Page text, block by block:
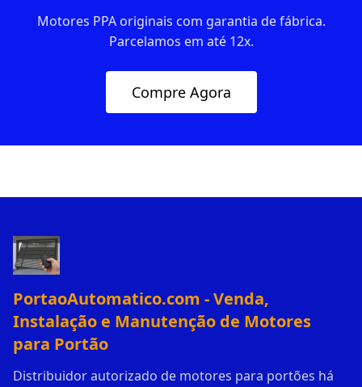
Motores PPA originais com garantia de fábrica.
Parcelamos em até 12x.
Compre Agora
PortaoAutomatico.com - Venda,
Instalação e Manutenção de Motores
para Portão
Distribuidor autorizado de motores para portões há